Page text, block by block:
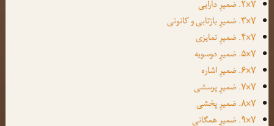
۷×۲. ضمیرِ دارایی
۷×۳. ضمیرِ بازتابی و کانونی
۷×۴. ضمیرِ تمایزی
۷×۵. ضمیرِ دوسویه
۷×۶. ضمیرِ اشاره
۷×۷. ضمیرِ پرسشی
۷×۸. ضمیرِ پخشی
۷×۹. ضمیرِ همگانی